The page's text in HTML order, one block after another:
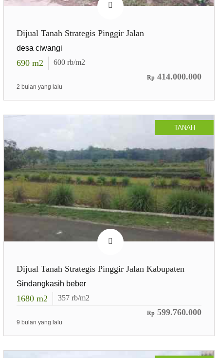
Dijual Tanah Strategis Pinggir Jalan
desa ciwangi
690 m2 600 rb/m2
Rp 414.000.000
2 bulan yang lalu
TANAH
Dijual Tanah Strategis Pinggir Jalan Kabupaten
Sindangkasih beber
1680 m2 357 rb/m2
Rp 599.760.000
9 bulan yang lalu